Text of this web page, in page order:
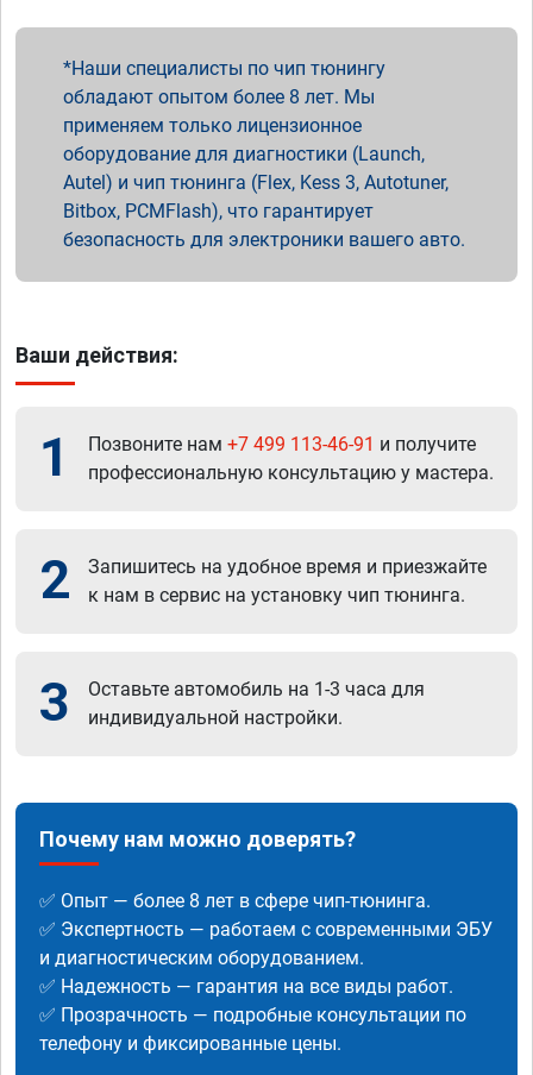
Наши специалисты по чип тюнингу
обладают опытом более 8 лет. Мы
применяем только лицензионное
оборудование для диагностики (Launch,
Autel) и чип тюнинга (Flex, Kess 3, Autotuner,
Bitbox, PCMFlash), что гарантирует
безопасность для электроники вашего авто.
Ваши действия:
1 Позвоните нам +7 499 113-46-91 и получите
профессиональную консультацию у мастера.
2
Запишитесь на удобное время и приезжайте
к нам в сервис на установку чип тюнинга.
3
Оставьте автомобиль на 1-3 часа для
индивидуальной настройки.
Почему нам можно доверять?
✅ Опыт — более 8 лет в сфере чип-тюнинга.
✅ Экспертность — работаем с современными ЭБУ
и диагностическим оборудованием.
✅ Надежность — гарантия на все виды работ.
✅ Прозрачность — подробные консультации по
телефону и фиксированные цены.